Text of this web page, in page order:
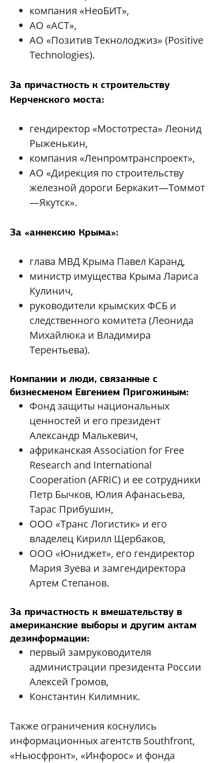
компания «НеоБИТ»,
АО «АСТ»,
АО «Позитив Текнолоджиз» (Positive
Technologies).
За причастность к строительству
Керченского моста:
гендиректор «Мостотреста» Леонид
Рыженькин,
компания «Ленпромтранспроект»,
АО «Дирекция по строительству
железной дороги Беркакит—Томмот
—Якутск».
За «аннексию Крыма»:
глава МВД Крыма Павел Каранд,
министр имущества Крыма Лариса
Кулинич,
руководители крымских ФСБ и
следственного комитета (Леонида
Михайлюка и Владимира
Терентьева).
Компании и люди, связанные с
бизнесменом Евгением Пригожиным:
Фонд защиты национальных
ценностей и его президент
Александр Малькевич,
африканская Association for Free
Research and International
Cooperation (AFRIC) и ее сотрудники
Петр Бычков, Юлия Афанасьева,
Тарас Прибушин,
ООО «Транс Логистик» и его
владелец Кирилл Щербаков,
ООО «Юниджет», его гендиректор
Мария Зуева и замгендиректора
Артем Степанов.
За причастность к вмешательству в
американские выборы и другим актам
дезинформации:
первый замруководителя
администрации президента России
Алексей Громов,
Константин Килимник.
Также ограничения коснулись
информационных агентств Southfront,
«Ньюсфронт», «Инфорос» и фонда